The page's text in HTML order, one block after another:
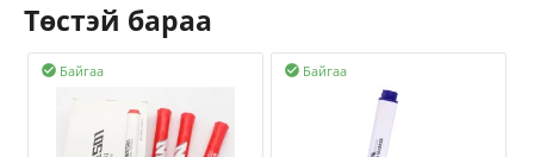
Төстэй бараа
Байгаа
 Байгаа
